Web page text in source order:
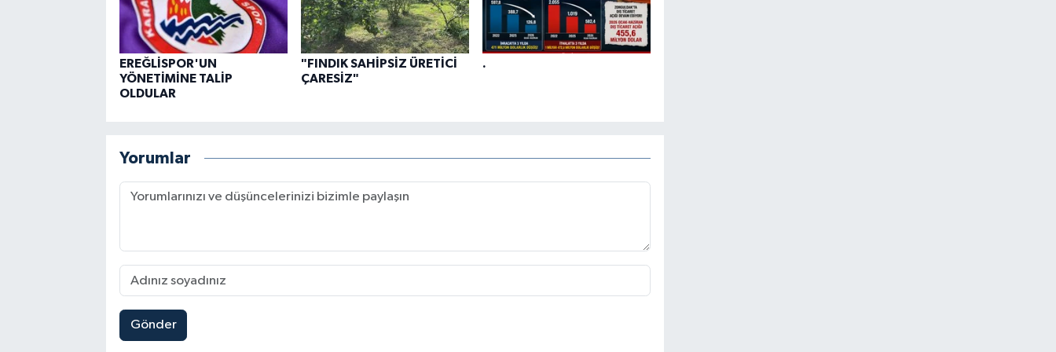
EREĞLİSPOR'UN
YÖNETİMİNE TALİP
OLDULAR
"FINDIK SAHİPSİZ ÜRETİCİ
ÇARESİZ"
.
Yorumlar
Gönder